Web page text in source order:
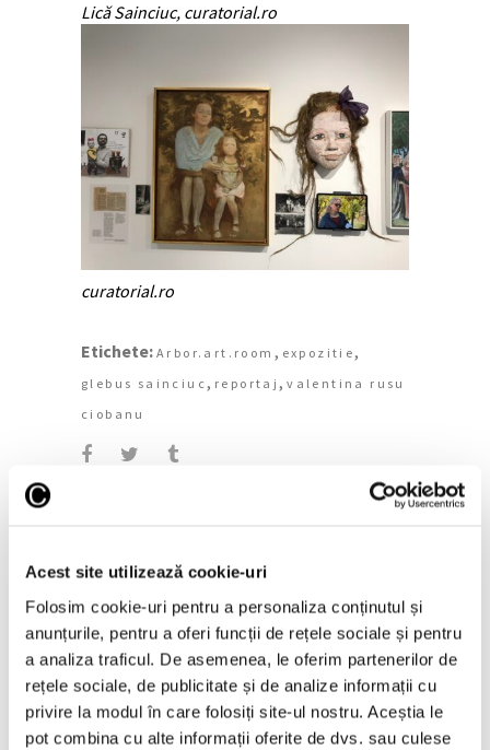
Acest site utilizează cookie-uri
Folosim cookie-uri pentru a personaliza conținutul și
anunțurile, pentru a oferi funcții de rețele sociale și pentru
a analiza traficul. De asemenea, le oferim partenerilor de
rețele sociale, de publicitate și de analize informații cu
privire la modul în care folosiți site-ul nostru. Aceștia le
pot combina cu alte informații oferite de dvs. sau culese
Lică Sainciuc, curatorial.ro
curatorial.ro
Etichete: Arbor.art.room , expozitie,
glebus sainciuc, reportaj,valentina rusu
ciobanu
Pe aceeași temă